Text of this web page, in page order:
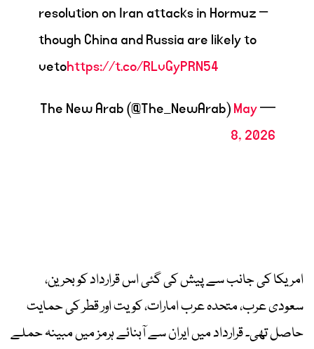
resolution on Iran attacks in Hormuz –
though China and Russia are likely to
vetohttps://t.co/RLvGyPRN54
— The New Arab (@The_NewArab)
May
8, 2026
امریکا کی جانب سے پیش کی گئی اس قرارداد کو بحرین،
سعودی عرب، متحدہ عرب امارات، کویت اور قطر کی حمایت
حاصل تھی۔ قرارداد میں ایران سے آبنائے ہرمز میں مبینہ حملے